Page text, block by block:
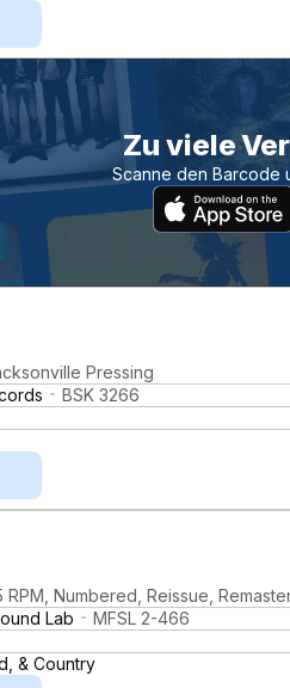
Zu viele
Scanne den Barcode
Pressing
BSK 3266
RPM, Numbered, Reissue,
Lab
MFSL 2-466
& Country